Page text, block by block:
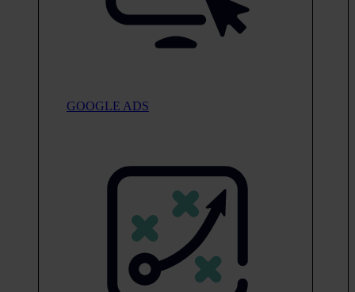
GOOGLE ADS